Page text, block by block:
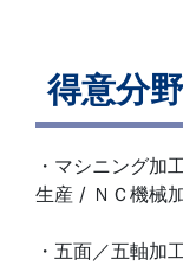
得意分野
・マシニング加
生産 / ＮＣ機械加
・五面／五軸加